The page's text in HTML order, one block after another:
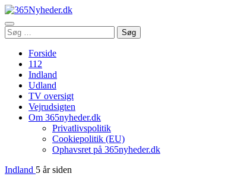
Åbn
menu
Søg
efter:
Søg
Forside
112
Indland
Udland
TV oversigt
Vejrudsigten
Om 365nyheder.dk
Privatlivspolitik
Cookiepolitik (EU)
Ophavsret på 365nyheder.dk
Indland 5 år siden